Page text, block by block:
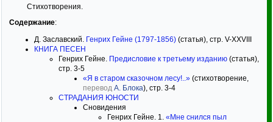
Стихотворения.
Содержание:
Д. Заславский. Генрих Гейне (1797-1856) (статья), стр. V-XXVIII
КНИГА ПЕСЕН
Генрих Гейне. Предисловие к третьему изданию (статья),
стр. 3-5
«Я в старом сказочном лесу!..» (стихотворение,
перевод А. Блока), стр. 3-4
СТРАДАНИЯ ЮНОСТИ
Сновидения
Генрих Гейне. 1. «Мне снился пыл